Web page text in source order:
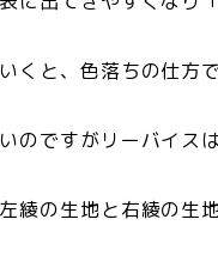
くと、色落ちの仕方
のですがリーバイス
綾の生地と右綾の生